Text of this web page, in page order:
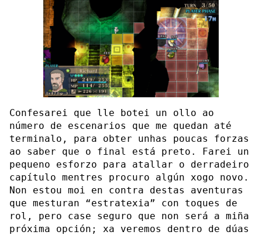
Confesarei que lle botei un ollo ao
número de escenarios que me quedan até
terminalo, para obter unhas poucas forzas
ao saber que o final está preto. Farei un
pequeno esforzo para atallar o derradeiro
capítulo mentres procuro algún xogo novo.
Non estou moi en contra destas aventuras
que mesturan “estratexia” con toques de
rol, pero case seguro que non será a miña
próxima opción; xa veremos dentro de dúas